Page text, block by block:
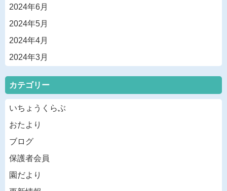
2024年6月
2024年5月
2024年4月
2024年3月
カテゴリー
いちょうくらぶ
おたより
ブログ
保護者会員
園だより